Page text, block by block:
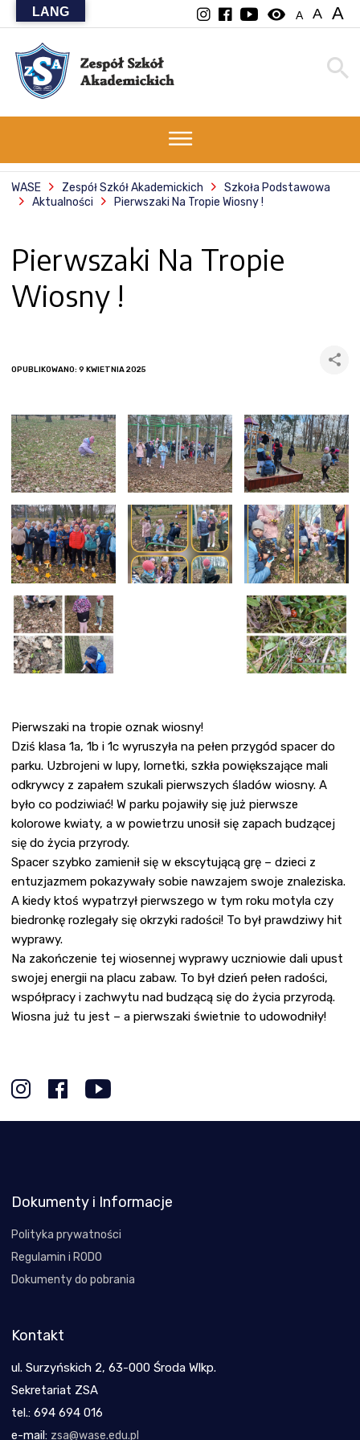
visibility A A A
WASE Zespół Szkół Akademickich
Szkoła Podstawowa
Aktualności
Pierwszaki Na Tropie Wiosny !
Pierwszaki Na Tropie
Wiosny !
OPUBLIKOWANO: 9 KWIETNIA 2025
Pierwszaki na tropie oznak wiosny!
Dziś klasa 1a, 1b i 1c wyruszyła na pełen przygód spacer do
parku. Uzbrojeni w lupy, lornetki, szkła powiększające mali
odkrywcy z zapałem szukali pierwszych śladów wiosny. A
było co podziwiać! W parku pojawiły się już pierwsze
kolorowe kwiaty, a w powietrzu unosił się zapach budzącej
się do życia przyrody.
Spacer szybko zamienił się w ekscytującą grę – dzieci z
entuzjazmem pokazywały sobie nawzajem swoje znaleziska.
A kiedy ktoś wypatrzył pierwszego w tym roku motyla czy
biedronkę rozlegały się okrzyki radości! To był prawdziwy hit
wyprawy.
Na zakończenie tej wiosennej wyprawy uczniowie dali upust
swojej energii na placu zabaw. To był dzień pełen radości,
współpracy i zachwytu nad budzącą się do życia przyrodą.
Wiosna już tu jest – a pierwszaki świetnie to udowodniły!
Dokumenty i Informacje
Polityka prywatności
Regulamin i RODO
Dokumenty do pobrania
Kontakt
ul. Surzyńskich 2, 63-000 Środa Wlkp.
Sekretariat ZSA
tel.: 694 694 016
e-mail: zsa@wase.edu.pl
LANG